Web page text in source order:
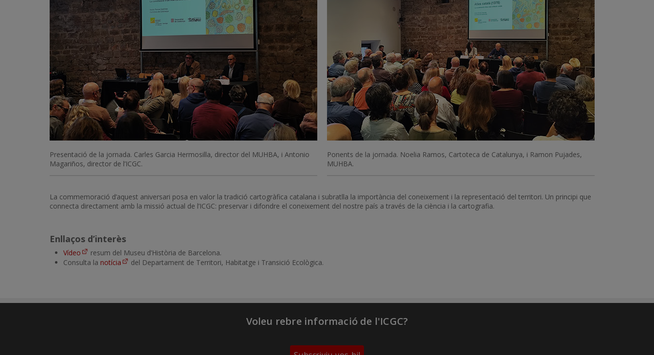
Presentació de la jornada. Carles Garcia Hermosilla, director del MUHBA, i Antonio
Magariños, director de l’ICGC.
Ponents de la jornada. Noelia Ramos, Cartoteca de Catalunya, i Ramon Pujades,
MUHBA.
La commemoració d’aquest aniversari posa en valor la tradició cartogràfica catalana i subratlla la importància del coneixement i la representació del territori. Un principi que
connecta directament amb la missió actual de l’ICGC: preservar i difondre el coneixement del nostre país a través de la ciència i la cartografia.
Enllaços d’interès
Vídeo
resum del Museu d’Història de Barcelona.
Consulta la notícia del Departament de Territori, Habitatge i Transició Ecològica.
Voleu rebre informació de l'ICGC?